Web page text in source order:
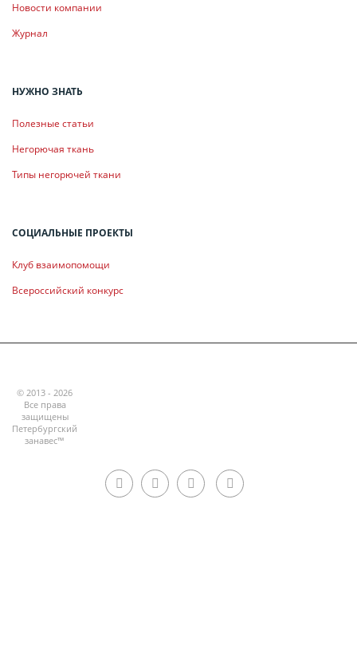
Новости компании
Журнал
НУЖНО ЗНАТЬ
Полезные статьи
Негорючая ткань
Типы негорючей ткани
СОЦИАЛЬНЫЕ ПРОЕКТЫ
Клуб взаимопомощи
Всероссийский конкурс
© 2013 - 2026
Все права
защищены
Петербургский
занавес™